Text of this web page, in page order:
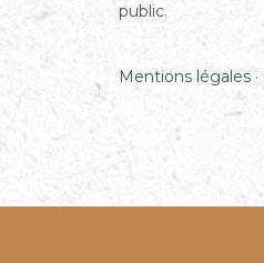
public.
Mentions légales ·